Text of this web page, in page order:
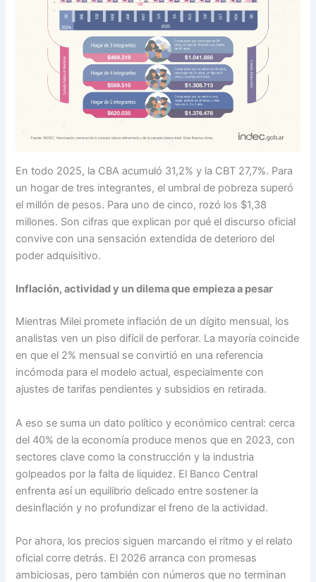
En todo 2025, la CBA acumuló 31,2% y la CBT 27,7%. Para
un hogar de tres integrantes, el umbral de pobreza superó
el millón de pesos. Para uno de cinco, rozó los $1,38
millones. Son cifras que explican por qué el discurso oficial
convive con una sensación extendida de deterioro del
poder adquisitivo.
Inflación, actividad y un dilema que empieza a pesar
Mientras Milei promete inflación de un dígito mensual, los
analistas ven un piso difícil de perforar. La mayoría coincide
en que el 2% mensual se convirtió en una referencia
incómoda para el modelo actual, especialmente con
ajustes de tarifas pendientes y subsidios en retirada.
A eso se suma un dato político y económico central: cerca
del 40% de la economía produce menos que en 2023, con
sectores clave como la construcción y la industria
golpeados por la falta de liquidez. El Banco Central
enfrenta así un equilibrio delicado entre sostener la
desinflación y no profundizar el freno de la actividad.
Por ahora, los precios siguen marcando el ritmo y el relato
oficial corre detrás. El 2026 arranca con promesas
ambiciosas, pero también con números que no terminan